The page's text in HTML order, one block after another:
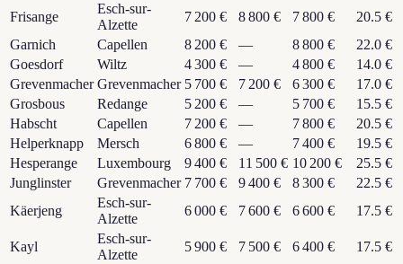
Frisange
Esch-sur-
Alzette
7 200 € 8 800 € 7 800 €
20.5 €
Garnich
Capellen 8 200 € — 8 800 €
22.0 €
Goesdorf
Wiltz 4 300 € — 4 800 €
14.0 €
Grevenmacher Grevenmacher 5 700 € 7 200 € 6 300 €
17.0 €
Grosbous
Redange 5 200 € — 5 700 €
15.5 €
Habscht
Capellen 7 200 € — 7 800 €
20.5 €
Helperknapp
Mersch 6 800 € — 7 400 €
19.5 €
Hesperange
Luxembourg 9 400 € 11 500 € 10 200 €
25.5 €
Junglinster
Grevenmacher 7 700 € 9 400 € 8 300 €
22.5 €
Käerjeng
Esch-sur-
Alzette
6 000 € 7 600 € 6 600 € 17.5 €
Kayl
Esch-sur-
Alzette
5 900 € 7 500 € 6 400 €
17.5 €